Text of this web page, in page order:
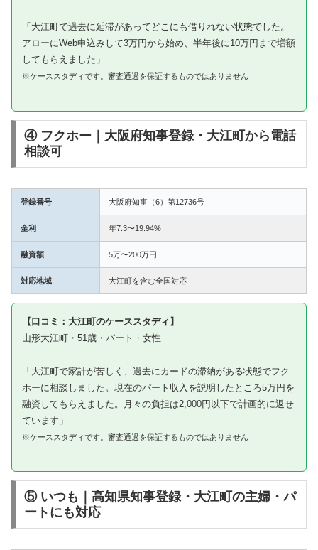
「大江町で過去に延滞があってどこにも借りれない状態でした。
アローにWeb申込みして3万円から始め、半年後に10万円まで増額
してもらえました」
※ケーススタディです。審査通過を保証するものではありません
④ フクホー｜大阪府知事登録・大江町から電話
相談可
登録番号 大阪府知事（6）第12736号
金利 年7.3〜19.94%
融資額 5万〜200万円
対応地域 大江町を含む全国対応
【口コミ：大江町のケーススタディ】
山形大江町・51歳・パート・女性
「大江町で家計が苦しく、過去にカードの滞納がある状態でフク
ホーに相談しました。現在のパート収入を説明したところ5万円を
融資してもらえました。月々の負担は2,000円以下で計画的に返せ
ています」
※ケーススタディです。審査通過を保証するものではありません
⑤ いつも｜高知県知事登録・大江町の主婦・パ
ートにも対応